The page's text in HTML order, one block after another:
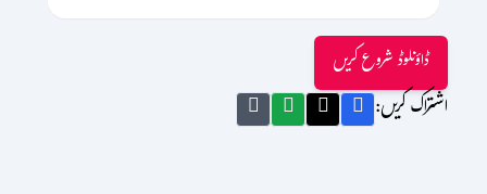
ڈاؤنلوڈ شروع کریں
اشتراک کریں: